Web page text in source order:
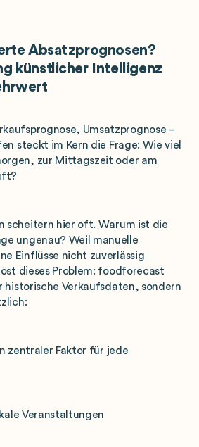
Absatzprognosen?
künstlicher Intelligenz
Umsatzprognose –
steckt im Kern die Frage: Wie viel
zur Mittagszeit oder am
scheitern hier oft. Warum ist die
ungenau? Weil manuelle
Einflüsse nicht zuverlässig
dieses Problem: foodforecast
Verkaufsdaten, sondern
Faktor für jede
Veranstaltungen